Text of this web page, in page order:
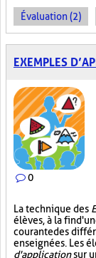
Évaluation (2)
EXEMPLES
0
La technique des
élèves, à la fin
courante des
enseignées. Les
d'applicationsur